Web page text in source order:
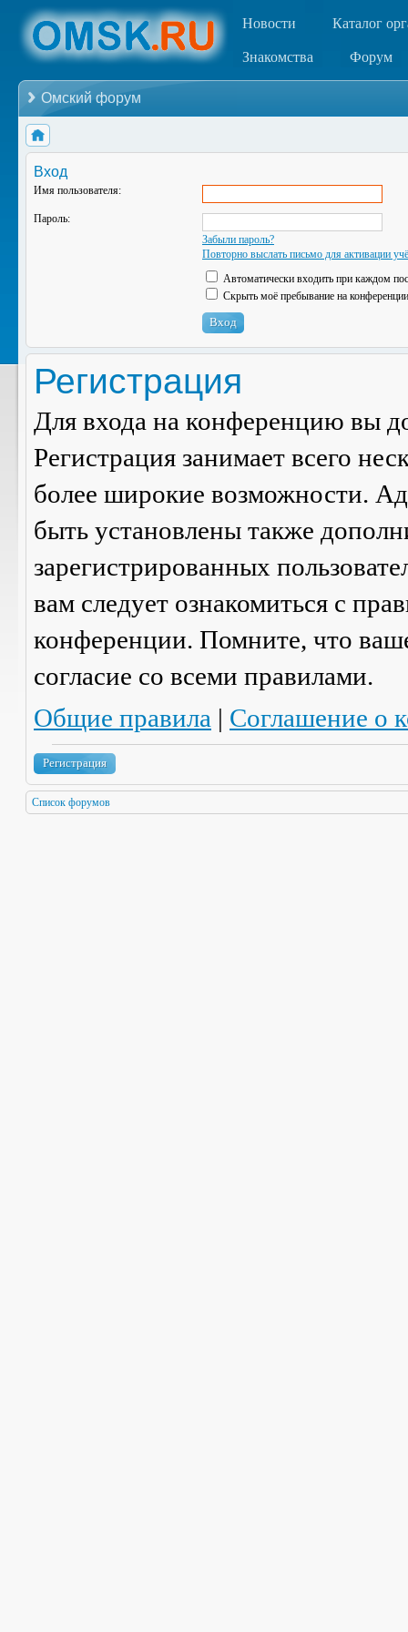
Новости Каталог
Знакомства Форум
Омский форум
Вход
Имя пользователя:
Пароль:
Забыли пароль?
Повторно выслать письмо для активации
Автоматически входить при каждом
Скрыть моё пребывание на
Регистрация
Для входа на конференцию вы
Регистрация занимает всего
более широкие возможности.
быть установлены также
зарегистрированных
вам следует ознакомиться с
конференции. Помните, что
согласие со всеми правилами.
Общие правила | Соглашение о
Регистрация
Список форумов